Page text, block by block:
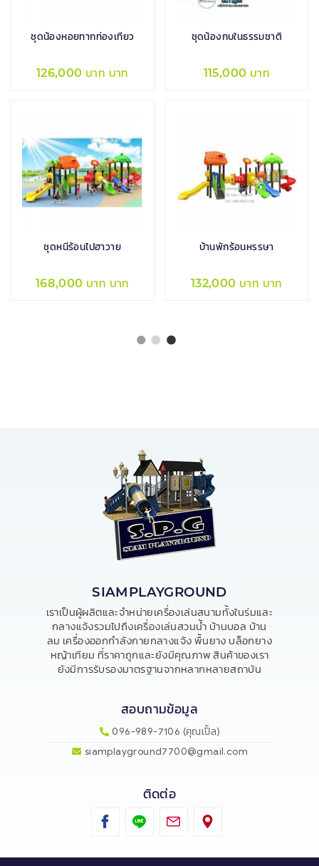
ชุดน้องหอยทากท่องเที่ยว
126,000 บาท บาท
ชุดน้องกบในธรรมชาติ
115,000 บาท
ชุดหนีร้อนไปฮาวาย
168,000 บาท บาท
บ้านพักร้อนหรรษา
132,000 บาท บาท
SIAMPLAYGROUND
เราเป็นผู้ผลิตและจำหน่ายเครื่องเล่นสนามทั้งในร่มและ
กลางแจ้งรวมไปถึงเครื่องเล่นสวนน้ำ บ้านบอล บ้าน
ลม เครื่องออกกำลังกายกลางแจ้ง พื้นยาง บล็อกยาง
หญ้าเทียม ที่ราคาถูกและยังมีคุณภาพ สินค้าของเรา
ยังมีการรับรองมาตรฐานจากหลากหลายสถาบัน
สอบถามข้อมูล
096-989-7106 (คุณเปิ้ล)
siamplayground7700@gmail.com
ติดต่อ